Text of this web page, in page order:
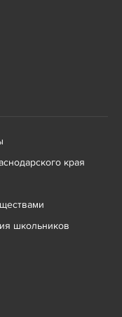
края
школьников